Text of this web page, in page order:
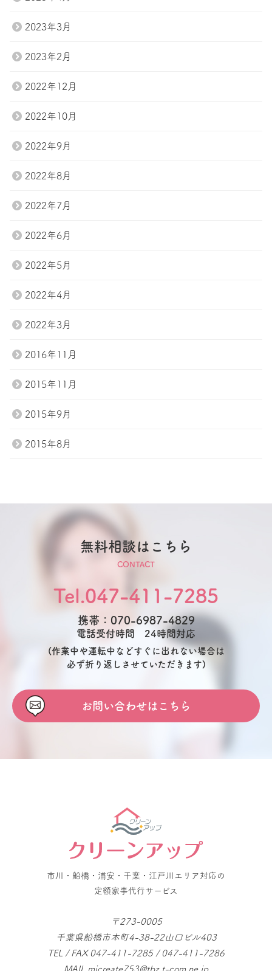
2023年3月
2023年2月
2022年12月
2022年10月
2022年9月
2022年8月
2022年7月
2022年6月
2022年5月
2022年4月
2022年3月
2016年11月
2015年11月
2015年9月
2015年8月
無料相談はこちら
CONTACT
Tel.047-411-7285
携帯：070-6987-4829
電話受付時間 24時間対応
(作業中や運転中などすぐに出れない場合は
必ず折り返しさせていただきます)
お問い合わせはこちら
市川・船橋・浦安・千葉・江戸川エリア対応の
定額家事代行サービス
〒273-0005
千葉県船橋市本町4-38-22山口ビル403
TEL / FAX 047-411-7285 / 047-411-7286
MAIL micreate753@tbz.t-com.ne.jp